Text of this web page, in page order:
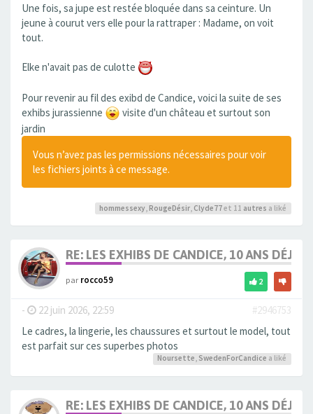
Une fois, sa jupe est restée bloquée dans sa ceinture. Un
jeune à courut vers elle pour la rattraper : Madame, on voit
tout.
Elke n'avait pas de culotte
Pour revenir au fil des exibd de Candice, voici la suite de ses
exhibs jurassienne
visite d'un château et surtout son
jardin
Vous n’avez pas les permissions nécessaires pour voir
les fichiers joints à ce message.
hommessexy RougeDésir Clyde77et 11 autres a liké
RE: LES EXHIBS DE CANDICE, 10 ANS DÉJÀ,
parrocco59 2
- 22 juin 2026, 22:59
#2946753
Le cadres, la lingerie, les chaussures et surtout le model, tout
est parfait sur ces superbes photos
Noursette, SwedenForCandice a liké
RE: LES EXHIBS DE CANDICE, 10 ANS DÉJÀ,